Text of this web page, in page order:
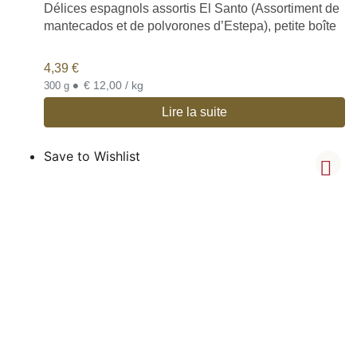
Délices espagnols assortis El Santo (Assortiment de
mantecados et de polvorones d’Estepa), petite boîte
4,39 €
300 g • € 12,00 / kg
Lire la suite
Save to Wishlist